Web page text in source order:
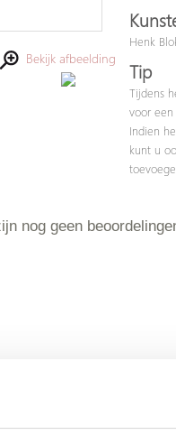
Bekijk afbeelding
Henk
Tip
Tijdens
voor een
Indien
kunt u
nog geen